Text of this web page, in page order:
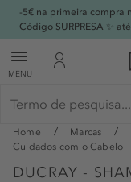
-5€ na primeira compra
Código SURPRESA ✨
MENU
Home Marcas
Cuidados com o Cabelo
DUCRAY -